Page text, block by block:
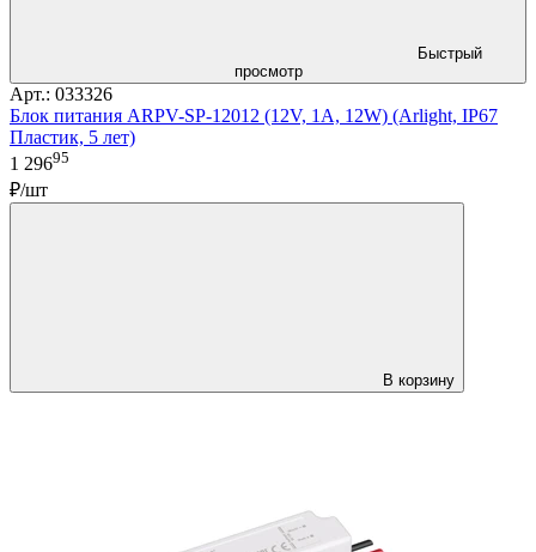
Быстрый
просмотр
Арт.: 033326
Блок питания ARPV-SP-12012 (12V, 1A, 12W) (Arlight, IP67
Пластик, 5 лет)
1 29695
₽/шт
В корзину